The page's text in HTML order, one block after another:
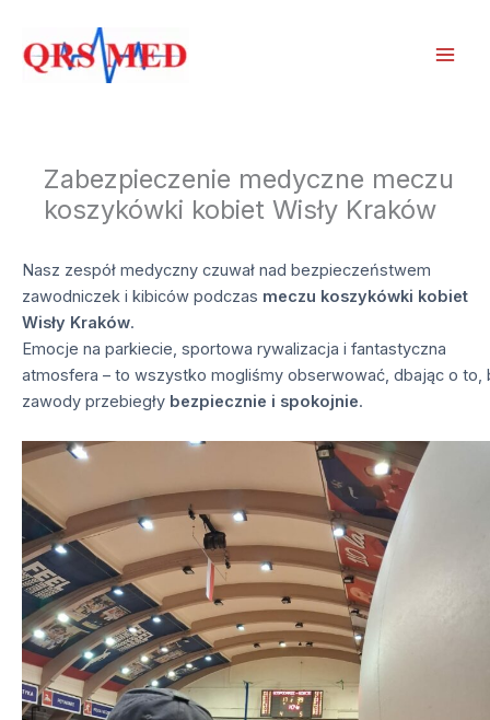
treści
Zabezpieczenie medyczne meczu
koszykówki kobiet Wisły Kraków
Nasz zespół medyczny czuwał nad bezpieczeństwem
zawodniczek i kibiców podczas meczu koszykówki kobiet
Wisły Kraków.
Emocje na parkiecie, sportowa rywalizacja i fantastyczna
atmosfera – to wszystko mogliśmy obserwować, dbając o to,
zawody przebiegły bezpiecznie i spokojnie.